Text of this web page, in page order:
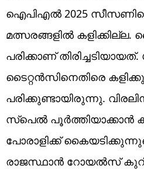
ഐപിഎല്‍ 2025
മത്സരങ്ങളില്‍ കളിക്കില്ല.
പരിക്കാണ്
ടൈറ്റന്‍സിനെതിരെ
പരിക്കുണ്ടായിരുന്നു. വിരലിന്
സ്‌പെല്‍ പൂര്‍ത്തിയാക്കാന്‍
പോരാളിക്ക്
രാജസ്ഥാന്‍ റോയല്‍സ്